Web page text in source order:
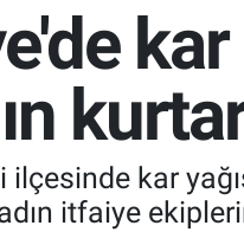
kar
itfaiye